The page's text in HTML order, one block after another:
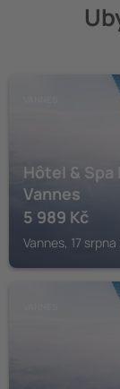
Hôtel & Spa
Vannes
5 989 Kč
Vannes, 17